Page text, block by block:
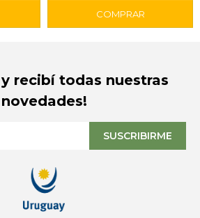
y recibí todas nuestras
novedades!
SUSCRIBIRME